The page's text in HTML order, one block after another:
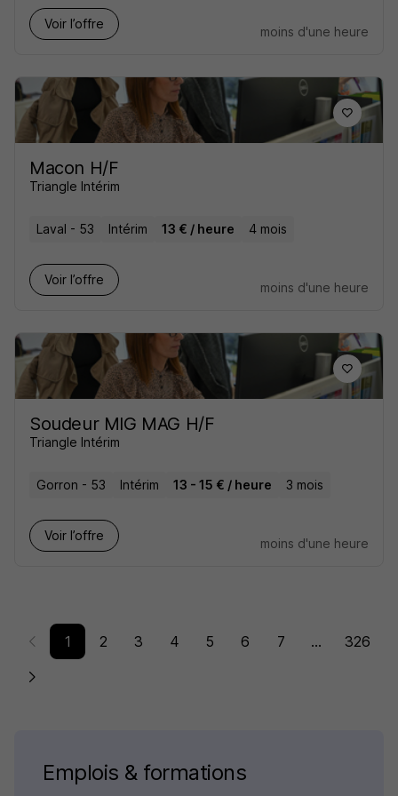
Voir l’offre
moins d'une heure
Macon H/F
Triangle Intérim
Laval - 53 Intérim 13 € / heure 4 mois
Voir l’offre
moins d'une heure
Soudeur MIG MAG H/F
Triangle Intérim
Gorron - 53 Intérim 13 - 15 € / heure 3 mois
Voir l’offre
moins d'une heure
1 2 3 4 5 6 7 ... 326
Emplois & formations